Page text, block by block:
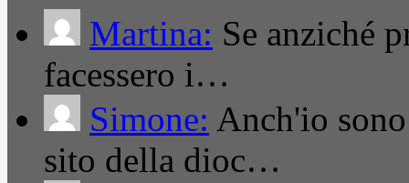
Martina: Se anziché
facessero i…
Simone: Anch'io
sito della dioc…